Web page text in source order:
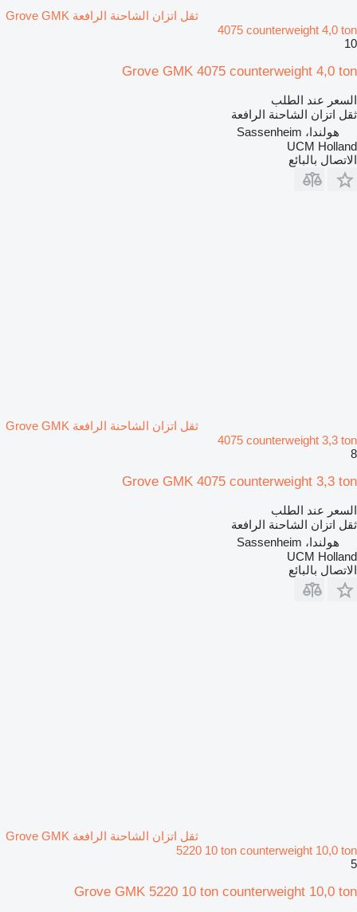
ثقل اتزان الشاحنة الرافعة Grove GMK
4075 counterweight 4,0 ton
10
Grove GMK 4075 counterweight 4,0 ton
السعر عند الطلب
ثقل اتزان الشاحنة الرافعة
هولندا، Sassenheim
UCM Holland
الاتصال بالبائع
ثقل اتزان الشاحنة الرافعة Grove GMK
4075 counterweight 3,3 ton
8
Grove GMK 4075 counterweight 3,3 ton
السعر عند الطلب
ثقل اتزان الشاحنة الرافعة
هولندا، Sassenheim
UCM Holland
الاتصال بالبائع
ثقل اتزان الشاحنة الرافعة Grove GMK
5220 10 ton counterweight 10,0 ton
5
Grove GMK 5220 10 ton counterweight 10,0 ton